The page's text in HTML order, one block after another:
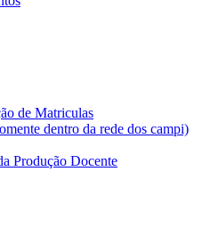
de Matriculas
dentro da rede dos campi)
Produção Docente